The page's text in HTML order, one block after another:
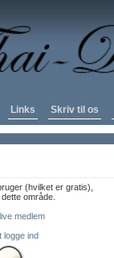
Links Skriv til os
(hvilket er gratis),
område.
medlem
logge ind